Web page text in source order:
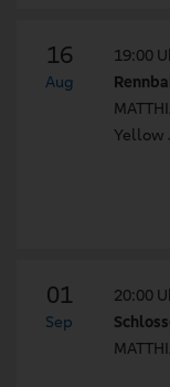
16
Aug
19:00
Yellow
01
Sep
20:00